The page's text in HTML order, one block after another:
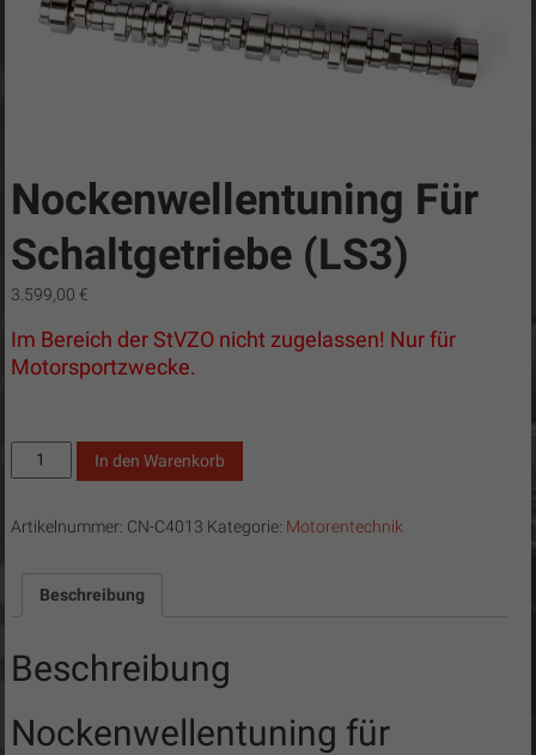
Tuning
Camaro-
Tuning.com
/
C8-
Tuning
…
simply
Nockenwellentuning Für
Schaltgetriebe (LS3)
3.599,00 €
Im Bereich der StVZO nicht zugelassen! Nur für
Motorsportzwecke.
Nockenwellentuning
für
(LS3)
In den Warenkorb
Artikelnummer: CN-C4013 Kategorie: Motorentechnik
Beschreibung
Beschreibung
Nockenwellentuning für